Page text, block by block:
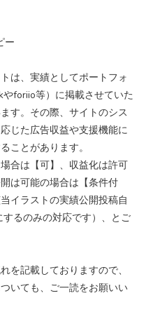
ー
は、実績としてポートフォ
やforiio等）に掲載させていた
す。その際、サイトのシス
じた広告収益や支援機能に
ことがあります。
合は【可】、収益化は許可
は可能の場合は【条件付
イラストの実績公開投稿自
るのみの対応です）、とご
を記載しておりますので、
いても、ご一読をお願いい